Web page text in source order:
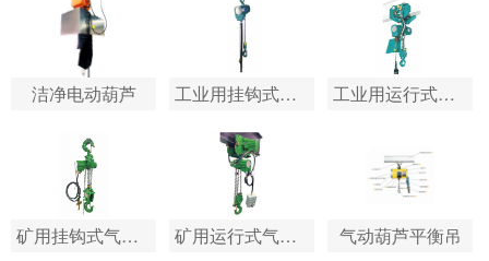
洁净电动葫芦 工业用挂钩式气动葫… 工业用运行式气动葫…
矿用挂钩式气动葫芦 矿用运行式气动葫芦 气动葫芦平衡吊